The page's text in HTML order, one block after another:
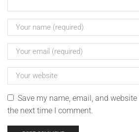
Save my name, email, and
the next time I comment.